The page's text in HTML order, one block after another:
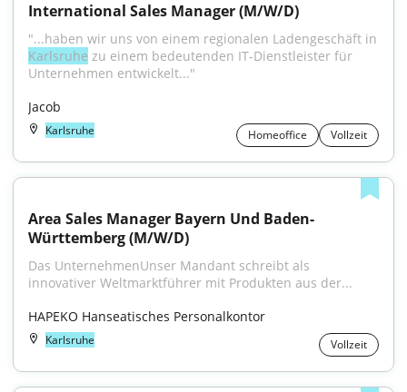
International Sales Manager (M/W/D)
Karlsruhe zu einem bedeutenden IT-Dienstleister für
Unternehmen entwickelt..."
Jacob
Karlsruhe Homeoffice Vollzeit
Area Sales Manager Bayern Und Baden-
Württemberg (M/W/D)
Das UnternehmenUnser Mandant schreibt als
innovativer Weltmarktführer mit Produkten aus der...
HAPEKO Hanseatisches Personalkontor
Karlsruhe Vollzeit